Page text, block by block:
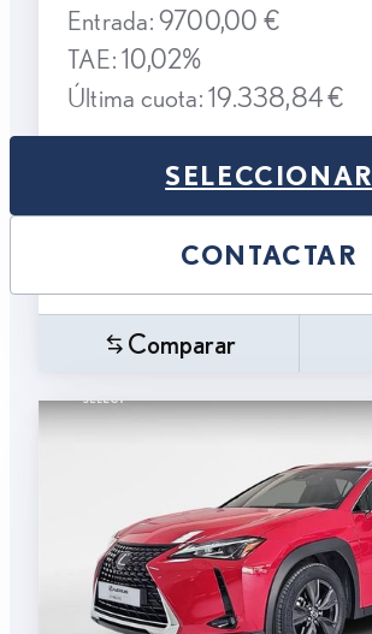
Entrada: 9700,00 €
TAE: 10,02%
Última cuota: 19.338,84 €
SELECCIONAR
CONTACTAR
Comparar